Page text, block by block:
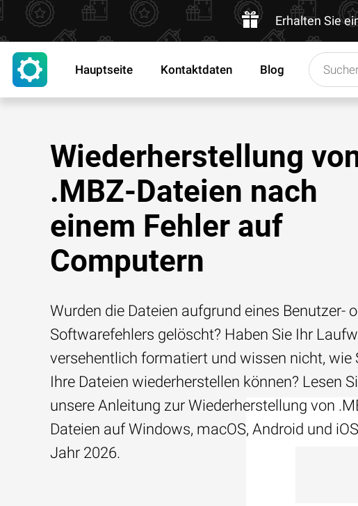
Erhalten Sie
Hauptseite Kontaktdaten Blog
Wiederherstellung
.MBZ-Dateien nach
einem Fehler auf
Computern
Wurden die Dateien aufgrund eines Benutzer-
Softwarefehlers gelöscht? Haben Sie Ihr
versehentlich formatiert und wissen nicht, wie
Ihre Dateien wiederherstellen können? Lesen
unsere Anleitung zur Wiederherstellung von
Dateien auf Windows, macOS, Android und
Jahr 2026.